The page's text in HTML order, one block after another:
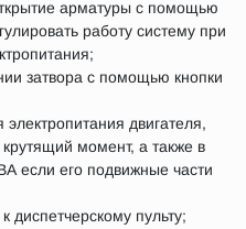
арматуры с помощью
работу систему при
затвора с помощью кнопки
двигателя,
момент, а также в
если его подвижные части
диспетчерскому пульту;